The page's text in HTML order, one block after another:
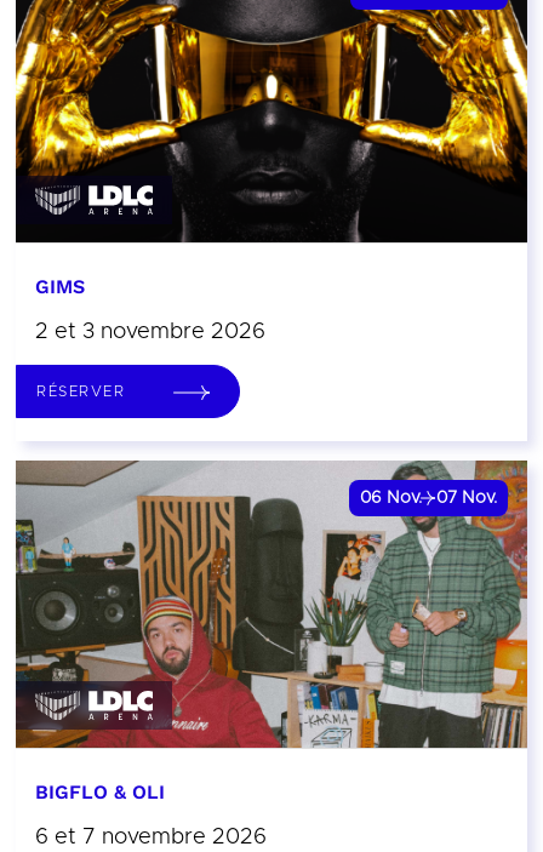
GIMS
2 et 3 novembre 2026
RÉSERVER
06 Nov. 07 Nov.
BIGFLO & OLI
6 et 7 novembre 2026